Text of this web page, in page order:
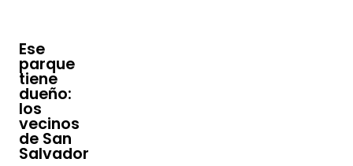
Ese
parque
tiene
dueño:
los
vecinos
de San
Salvador